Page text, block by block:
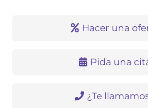
Hacer una
Pida una
¿Te